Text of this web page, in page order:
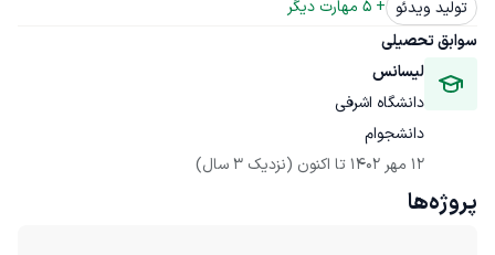
تولید ویدئو +
5 مهارت دیگر
سوابق تحصیلی
لیسانس
دانشگاه اشرفی
دانشجوام
12 مهر 1402
تا اکنون (نزدیک 3 سال)
پروژه‌ها